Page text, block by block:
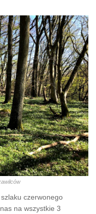
czerwonego
na wszystkie 3